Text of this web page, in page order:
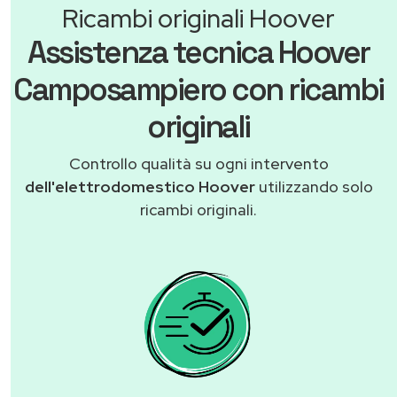
Ricambi originali Hoover
Assistenza tecnica Hoover
Camposampiero con ricambi
originali
Controllo qualità su ogni intervento
dell'elettrodomestico Hooverutilizzando solo
ricambi originali.